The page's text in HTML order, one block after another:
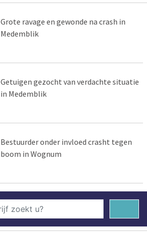
Grote ravage en gewonde na crash in
Medemblik
Getuigen gezocht van verdachte situatie
in Medemblik
Bestuurder onder invloed crasht tegen
boom in Wognum